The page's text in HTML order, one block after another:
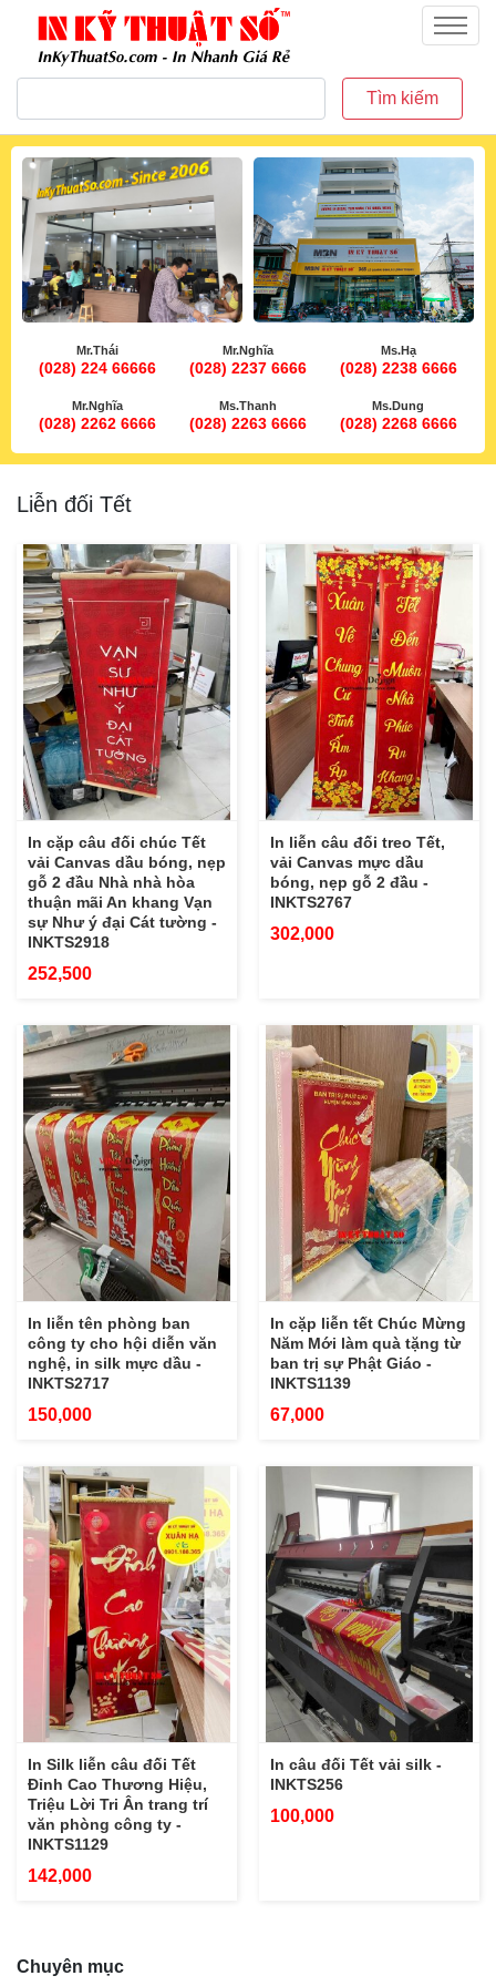
inkythuatso.com
Menu
Tìm kiếm
Mr.Thái
(028) 224 66666
Mr.Nghĩa
(028) 2237 6666
Ms.Hạ
(028) 2238 6666
Mr.Nghĩa
(028) 2262 6666
Ms.Thanh
(028) 2263 6666
Ms.Dung
(028) 2268 6666
Liễn đối Tết
In cặp câu đối chúc Tết
vải Canvas dầu bóng, nẹp
gỗ 2 đầu Nhà nhà hòa
thuận mãi An khang Vạn
sự Như ý đại Cát tường -
INKTS2918
252,500
In liễn câu đối treo Tết,
vải Canvas mực dầu
bóng, nẹp gỗ 2 đầu -
INKTS2767
302,000
In liễn tên phòng ban
công ty cho hội diễn văn
nghệ, in silk mực dầu -
INKTS2717
150,000
In cặp liễn tết Chúc Mừng
Năm Mới làm quà tặng từ
ban trị sự Phật Giáo -
INKTS1139
67,000
In Silk liễn câu đối Tết
Đỉnh Cao Thương Hiệu,
Triệu Lời Tri Ân trang trí
văn phòng công ty -
INKTS1129
142,000
In câu đối Tết vải silk -
INKTS256
100,000
Chuyên mục